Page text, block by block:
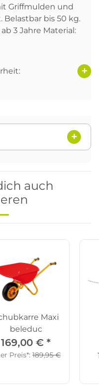
Griffmulden und
bis 50 kg.
3 Jahre Material:
auch
Maxi
beleduc
169,00 € *
Preis*: 189,95 €